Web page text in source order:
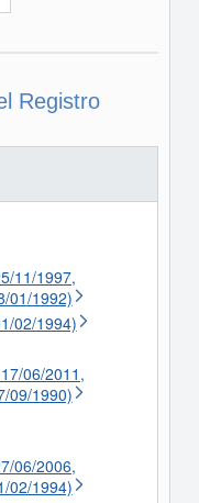
Registro
11/1997,
01/1992)
02/1994)
06/2011,
09/1990)
06/2006,
02/1994)